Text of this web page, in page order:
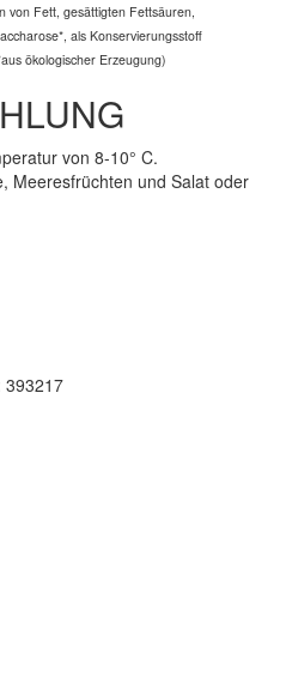
von Fett, gesättigten Fettsäuren,
als Konservierungsstoff
ökologischer Erzeugung)
von 8-10° C.
Meeresfrüchten und Salat oder
393217